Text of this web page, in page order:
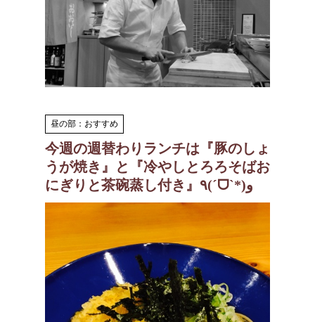
昼の部：おすすめ
今週の週替わりランチは『豚のしょ
うが焼き』と『冷やしとろろそばお
にぎりと茶碗蒸し付き』٩(ˊᗜˋ*)و